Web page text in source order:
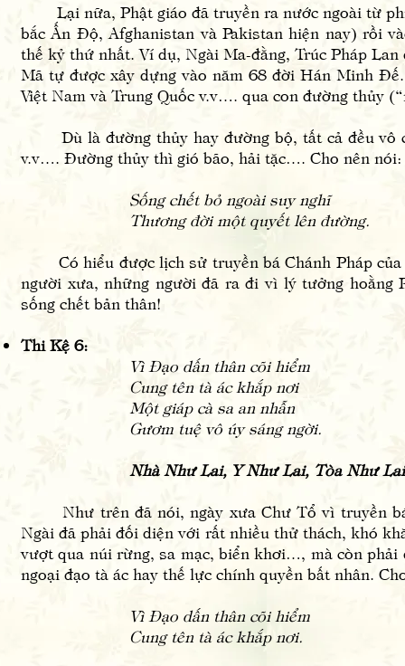
Lại nữa, Phật giáo đã truyền ra nước ngoài từ
bắc Ấn Độ, Afghanistan và Pakistan hiện nay) rồi
thế kỷ thứ nhất. Ví dụ, Ngài Ma-đằng, Trúc Pháp
Mã tự được xây dựng vào năm 68 đời Hán Minh
Việt Nam và Trung Quốc v.v…. qua con đường thủy
Dù là đường thủy hay đường bộ, tất cả đều vô
v.v…. Đường thủy thì gió bão, hải tặc…. Cho nên nói:
Sống chết bỏ ngoài suy nghĩ
Thương đời một quyết lên đường.
Có hiểu được lịch sử truyền bá Chánh Pháp của
người xưa, những người đã ra đi vì lý tưởng hoằng
sống chết bản thân!
Thi Kệ 6:
Vì Đạo dấn thân cõi hiểm
Cung tên tà ác khắp nơi
Một giáp cà sa an nhẫn
Gươm tuệ vô úy sáng ngời.
Nhà Như Lai, Y Như Lai, Tòa Như Lai
Như trên đã nói, ngày xưa Chư Tổ vì truyền bá
Ngài đã phải đối diện với rất nhiều thử thách, khó
vượt qua núi rừng, sa mạc, biển khơi…, mà còn
ngoại đạo tà ác hay thế lực chính quyền bất nhân.
Vì Đạo dấn thân cõi hiểm
Cung tên tà ác khắp nơi.